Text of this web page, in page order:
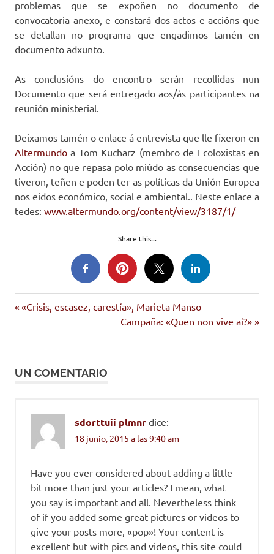
problemas que se expoñen no documento de
convocatoria anexo, e constará dos actos e accións que
se detallan no programa que engadimos tamén en
documento adxunto.
As conclusións do encontro serán recollidas nun
Documento que será entregado aos/ás participantes na
reunión ministerial.
Deixamos tamén o enlace á entrevista que lle fixeron en
Altermundo a Tom Kucharz (membro de Ecoloxistas en
Acción) no que repasa polo miúdo as consecuencias que
tiveron, teñen e poden ter as políticas da Unión Europea
nos eidos económico, social e ambiental.. Neste enlace a
tedes: www.altermundo.org/content/view/3187/1/
Share this...
Navegación
de
Entrada
«Crisis, escasez, carestía», Marieta Manso
Siguiente
entrada:
Campaña: «Quen non vive aí?»
UN COMENTARIO
sdorttuii plmnr dice:
18 junio, 2015 a las 9:40 am
Have you ever considered about adding a little
bit more than just your articles? I mean, what
you say is important and all. Nevertheless think
of if you added some great pictures or videos to
give your posts more, «pop»! Your content is
excellent but with pics and videos, this site could